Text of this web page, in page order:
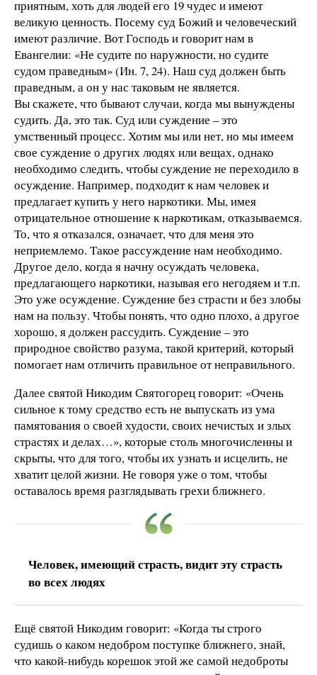
приятным, хоть для людей его 19 чудес и имеют
великую ценность. Посему суд Божий и человеческий
имеют различие. Вот Господь и говорит нам в
Евангелии: «Не судите по наружности, но судите
судом праведным» (Ин. 7, 24). Наш суд должен быть
праведным, а он у нас таковым не является.
Вы скажете, что бывают случаи, когда мы вынуждены
судить. Да, это так. Суд или суждение – это
умственный процесс. Хотим мы или нет, но мы имеем
свое суждение о других людях или вещах, однако
необходимо следить, чтобы суждение не переходило в
осуждение. Например, подходит к нам человек и
предлагает купить у него наркотики. Мы, имея
отрицательное отношение к наркотикам, отказываемся.
То, что я отказался, означает, что для меня это
неприемлемо. Такое рассуждение нам необходимо.
Другое дело, когда я начну осуждать человека,
предлагающего наркотики, называя его негодяем и т.п.
Это уже осуждение. Суждение без страсти и без злобы
нам на пользу. Чтобы понять, что одно плохо, а другое
хорошо, я должен рассудить. Суждение – это
природное свойство разума, такой критерий, который
помогает нам отличить правильное от неправильного.
Далее святой Никодим Святогорец говорит: «Очень
сильное к тому средство есть не выпускать из ума
памятования о своей худости, своих нечистых и злых
страстях и делах…», которые столь многочисленны и
скрыты, что для того, чтобы их узнать и исцелить, не
хватит целой жизни. Не говоря уже о том, чтобы
оставалось время разглядывать грехи ближнего.
Человек, имеющий страсть, видит эту страсть
во всех людях
Ещё святой Никодим говорит: «Когда ты строго
судишь о каком недобром поступке ближнего, знай,
что какой-нибудь корешок этой же самой недоброты